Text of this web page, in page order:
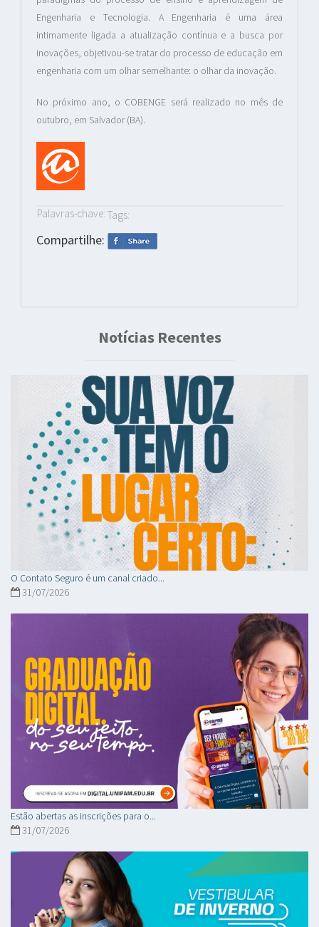
Engenharia e Tecnologia. A Engenharia é uma área
intimamente ligada a atualização contínua e a busca por
inovações, objetivou-se tratar do processo de educação em
engenharia com um olhar semelhante: o olhar da inovação.
No próximo ano, o COBENGE será realizado no mês de
outubro, em Salvador (BA).
Palavras-chave: Tags:
Compartilhe:
Notícias Recentes
O Contato Seguro é um canal criado...
31/07/2026
Estão abertas as inscrições para o...
31/07/2026